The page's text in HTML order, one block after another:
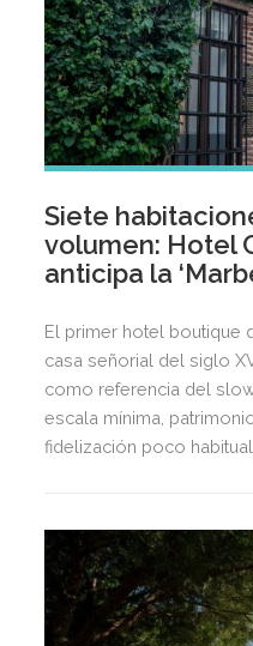
Siete
volumen: Hotel
anticipa la
El primer hotel boutique
casa señorial del siglo
como referencia del
escala mínima,
fidelización poco